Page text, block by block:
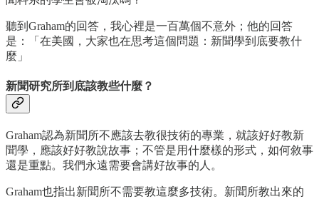
聽到Graham的回答，我心裡是一百萬個不意外；他的回答
是：「在美國，大家也在思考這個問題：新聞學到底要教什
麼」
新聞研究所到底該教些什麼？
Graham認為新聞所不應該去教很技術的專業，就該好好教新
聞學，應該好好教說故事；不管是用什麼樣的形式，如何敘事
還是重點。我們永遠需要會講好故事的人。
Graham也指出新聞所不需要教這麼多技術。新聞所教出來的